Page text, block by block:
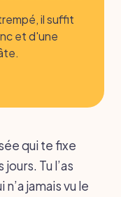
il suffit
et d'une
qui te fixe
Tu l’as
jamais vu le